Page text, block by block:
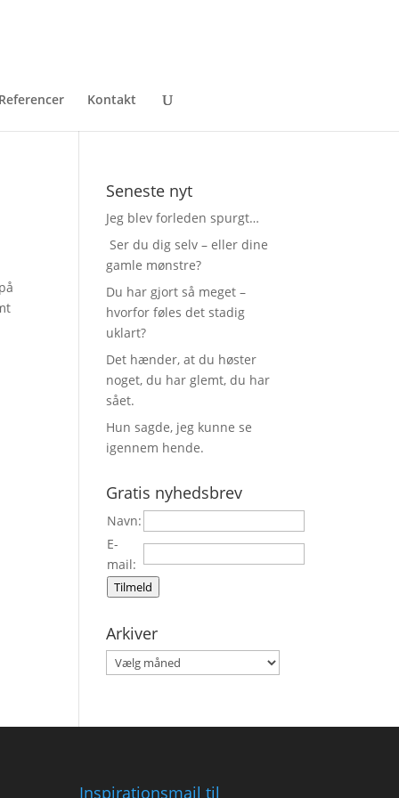
Kontakt
Seneste nyt
Jeg blev forleden spurgt…
Ser du dig selv – eller dine
gamle mønstre?
Du har gjort så meget –
hvorfor føles det stadig
uklart?
Det hænder, at du høster
noget, du har glemt, du har
sået.
Hun sagde, jeg kunne se
igennem hende.
Gratis nyhedsbrev
Navn:
E-
mail:
Tilmeld
Arkiver
Arkiver
Inspirationsmail til